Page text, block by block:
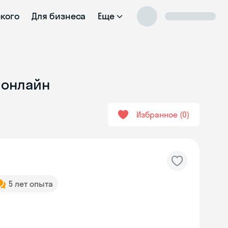
Для бизнеса Еще
Избранное 0
5 лет опыта